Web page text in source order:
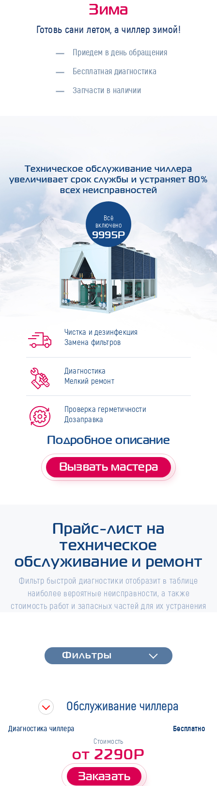
Зима
Готовь сани летом, а чиллер зимой!
Приедем в день обращения
Бесплатная диагностика
Запчасти в наличии
Техническое обслуживание чиллера
увеличивает срок службы и устраняет 80%
всех неисправностей
Всё
включено
9995Р
Чистка и дезинфекция
Замена фильтров
Диагностика
Мелкий ремонт
Проверка герметичности
Дозаправка
Подробное описание
Вызвать мастера
Прайс-лист на
техническое
обслуживание и ремонт
Фильтр быстрой диагностики отобразит в таблице
наиболее вероятные неисправности, а также
стоимость работ и запасных частей для их устранения
Фильтры
Марка
Фильтры
Обслуживание чиллера
Диагностика чиллера Бесплатно
Стоимость
от 2290Р
Заказать